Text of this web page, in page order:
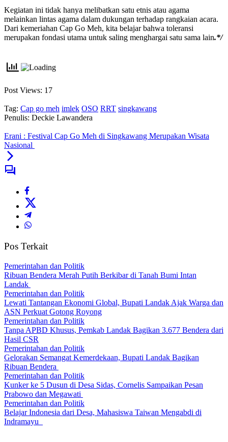
Kegiatan ini tidak hanya melibatkan satu etnis atau agama
melainkan lintas agama dalam dukungan terhadap rangkaian acara.
Dari kemeriahan Cap Go Meh, kita belajar bahwa toleransi
merupakan fondasi utama untuk saling menghargai satu sama lain.*/
Post Views: 17
Tag: Cap go meh imlek OSO RRT singkawang
Penulis: Deckie Lawandera
Erani : Festival Cap Go Meh di Singkawang Merupakan Wisata
Nasional
Pos Terkait
Pemerintahan dan Politik
Ribuan Bendera Merah Putih Berkibar di Tanah Bumi Intan
Landak
Pemerintahan dan Politik
Lewati Tantangan Ekonomi Global, Bupati Landak Ajak Warga dan
ASN Perkuat Gotong Royong
Pemerintahan dan Politik
Tanpa APBD Khusus, Pemkab Landak Bagikan 3.677 Bendera dari
Hasil CSR
Pemerintahan dan Politik
Gelorakan Semangat Kemerdekaan, Bupati Landak Bagikan
Ribuan Bendera
Pemerintahan dan Politik
Kunker ke 5 Dusun di Desa Sidas, Cornelis Sampaikan Pesan
Prabowo dan Megawati
Pemerintahan dan Politik
Belajar Indonesia dari Desa, Mahasiswa Taiwan Mengabdi di
Indramayu